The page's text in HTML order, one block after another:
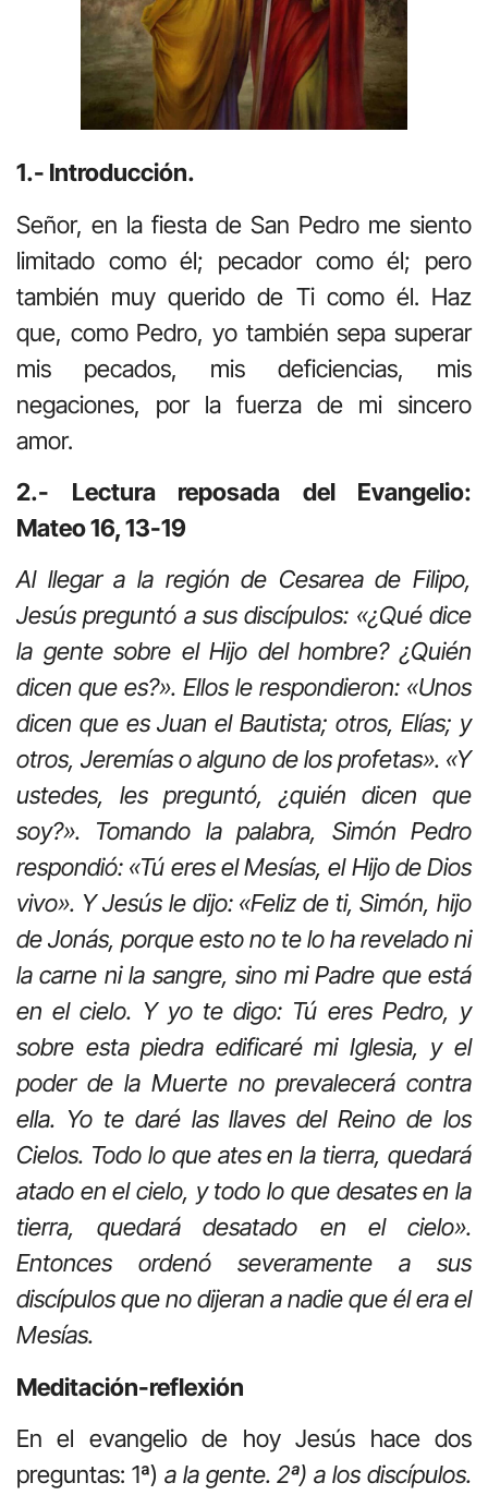
1.- Introducción.
Señor, en la fiesta de San Pedro me siento
limitado como él; pecador como él; pero
también muy querido de Ti como él. Haz
que, como Pedro, yo también sepa superar
mis pecados, mis deficiencias, mis
negaciones, por la fuerza de mi sincero
amor.
2.- Lectura reposada del Evangelio:
Mateo 16, 13-19
Al llegar a la región de Cesarea de Filipo,
Jesús preguntó a sus discípulos: «¿Qué dice
la gente sobre el Hijo del hombre? ¿Quién
dicen que es?». Ellos le respondieron: «Unos
dicen que es Juan el Bautista; otros, Elías; y
otros, Jeremías o alguno de los profetas». «Y
ustedes, les preguntó, ¿quién dicen que
soy?». Tomando la palabra, Simón Pedro
respondió: «Tú eres el Mesías, el Hijo de Dios
vivo». Y Jesús le dijo: «Feliz de ti, Simón, hijo
de Jonás, porque esto no te lo ha revelado ni
la carne ni la sangre, sino mi Padre que está
en el cielo. Y yo te digo: Tú eres Pedro, y
sobre esta piedra edificaré mi Iglesia, y el
poder de la Muerte no prevalecerá contra
ella. Yo te daré las llaves del Reino de los
Cielos. Todo lo que ates en la tierra, quedará
atado en el cielo, y todo lo que desates en la
tierra, quedará desatado en el cielo».
Entonces ordenó severamente a sus
discípulos que no dijeran a nadie que él era el
Mesías.
Meditación-reflexión
En el evangelio de hoy Jesús hace dos
preguntas: 1ª) a la gente. 2ª) a los discípulos.